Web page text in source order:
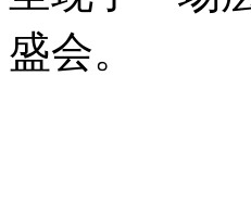
盛会。